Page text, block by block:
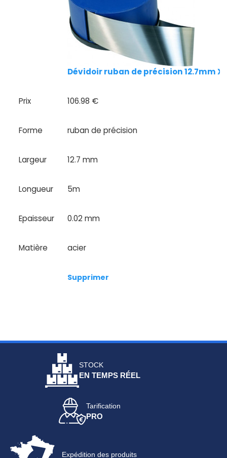
Catalogue
Documentations
Mon
Contact
Dévidoir ruban de précision 12.7mm X
Prix 106.98 €
Forme ruban de précision
Largeur 12.7 mm
Longueur 5m
Epaisseur 0.02 mm
Matière acier
Supprimer
STOCK
EN TEMPS RÉEL
Tarification
PRO
Expédition des produits